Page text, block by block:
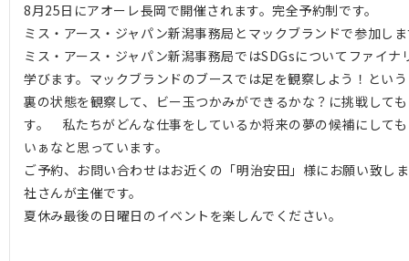
8月25日にアオーレ長岡で開催されます。完全予約制です。
ミス・アース・ジャパン新潟事務局とマックブランドで参加し
ミス・アース・ジャパン新潟事務局ではSDGsについてファイナ
学びます。マックブランドのブースでは足を観察しよう！とい
裏の状態を観察して、ビー玉つかみができるかな？に挑戦して
す。 私たちがどんな仕事をしているか将来の夢の候補にして
いぁなと思っています。
ご予約、お問い合わせはお近くの「明治安田」様にお願い致し
社さんが主催です。
夏休み最後の日曜日のイベントを楽しんでください。